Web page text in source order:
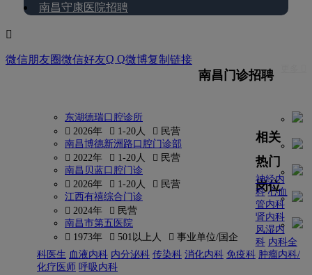
南昌守康医院招聘

微信朋友圈微信好友Q Q微博复制链接
南昌门诊招聘
东湖德瑞口腔诊所
 2026年
 1-20人
 民营
南昌博德新洲路口腔门诊部
 2022年
 1-20人
 民营
南昌贝蓝口腔门诊
 2026年
 1-20人
 民营
江西有禧综合门诊
 2024年
 民营
南昌市第五医院
 1973年
 501以上人  事业单位/国企
相关
热门
岗位
神经内
科 心血
管内科
肾内科
风湿内
科 内科全
科医生 血液内科 内分泌科 传染科 消化内科 免疫科 肿瘤内科/
化疗医师 呼吸内科